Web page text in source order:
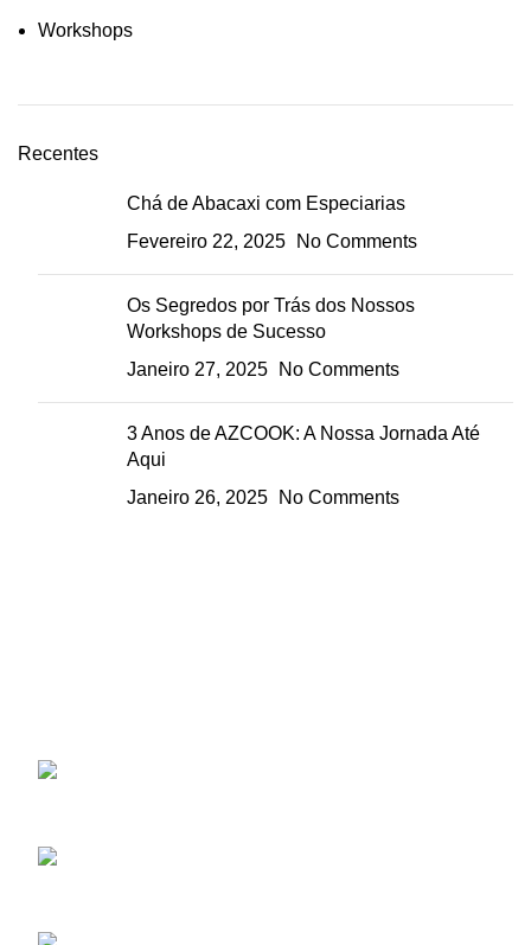
Workshops
Recentes
Chá de Abacaxi com Especiarias
Fevereiro 22, 2025
No Comments
Os Segredos por Trás dos Nossos
Workshops de Sucesso
Janeiro 27, 2025
No Comments
3 Anos de AZCOOK: A Nossa Jornada Até
Aqui
Janeiro 26, 2025
No Comments